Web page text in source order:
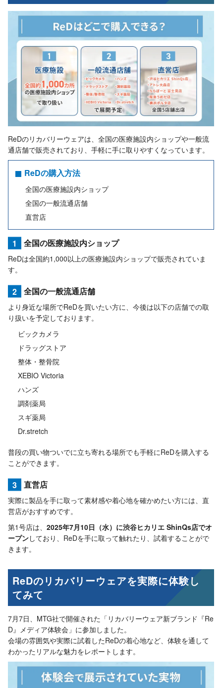
ReDのリカバリーウェアは、全国の医療施設内ショップや一般流
通店舗で販売されており、手軽に手に取りやすくなっています。
ReDの購入方法
全国の医療施設内ショップ
全国の一般流通店舗
直営店
1 全国の医療施設内ショップ
ReDは全国約1,000以上の医療施設内ショップで販売されていま
す。
2 全国の一般流通店舗
より身近な場所でReDを買いたい方に、今後は以下の店舗での取
り扱いを予定しております。
ビックカメラ
ドラッグストア
整体・整骨院
XEBIO Victoria
ハンズ
調剤薬局
スギ薬局
Dr.stretch
普段の買い物ついでに立ち寄れる場所でも手軽にReDを購入する
ことができます。
3 直営店
実際に製品を手に取って素材感や着心地を確かめたい方には、直
営店がおすすめです。
第1号店は、 2025年7月10日（水）に渋谷ヒカリエ ShinQs店でオ
ープンしており、ReDを手に取って触れたり、試着することがで
きます。
ReDのリカバリーウェアを実際に体験し
てみて
7月7日、MTG社で開催された「リカバリーウェア新ブランド『Re
D』メディア体験会」に参加しました。
会場の雰囲気や実際に試着したReDの着心地など、体験を通して
わかったリアルな魅力をレポートします。